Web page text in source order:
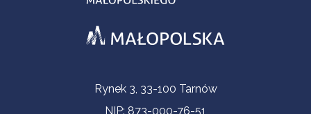
Informacje kontaktoweRynek 3, 33-100 Tarnów
NIP: 873-000-76-51